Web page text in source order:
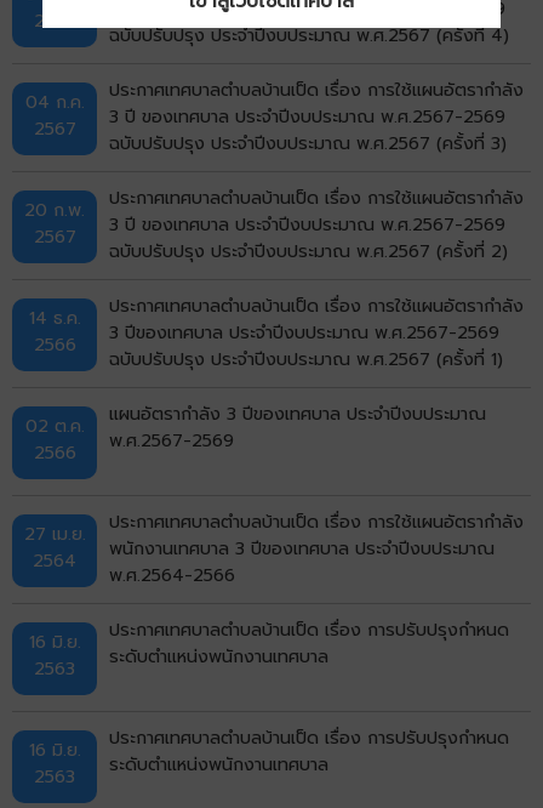
2567
3 ปี ของเทศบาล ประจำปีงบประมาณ พ.ศ.2567-2569
ฉบับปรับปรุง ประจำปีงบประมาณ พ.ศ.2567 (ครั้งที่ 4)
04 ก.ค.
2567
ประกาศเทศบาลตำบลบ้านเป็ด เรื่อง การใช้แผนอัตรากำลัง
3 ปี ของเทศบาล ประจำปีงบประมาณ พ.ศ.2567-2569
ฉบับปรับปรุง ประจำปีงบประมาณ พ.ศ.2567 (ครั้งที่ 3)
20 ก.พ.
2567
ประกาศเทศบาลตำบลบ้านเป็ด เรื่อง การใช้แผนอัตรากำลัง
3 ปี ของเทศบาล ประจำปีงบประมาณ พ.ศ.2567-2569
ฉบับปรับปรุง ประจำปีงบประมาณ พ.ศ.2567 (ครั้งที่ 2)
14 ธ.ค.
2566
ประกาศเทศบาลตำบลบ้านเป็ด เรื่อง การใช้แผนอัตรากำลัง
3 ปีของเทศบาล ประจำปีงบประมาณ พ.ศ.2567-2569
ฉบับปรับปรุง ประจำปีงบประมาณ พ.ศ.2567 (ครั้งที่ 1)
02 ต.ค.
2566
แผนอัตรากำลัง 3 ปีของเทศบาล ประจำปีงบประมาณ
พ.ศ.2567-2569
27 เม.ย.
2564
ประกาศเทศบาลตำบลบ้านเป็ด เรื่อง การใช้แผนอัตรากำลัง
พนักงานเทศบาล 3 ปีของเทศบาล ประจำปีงบประมาณ
พ.ศ.2564-2566
16 มิ.ย.
2563
ประกาศเทศบาลตำบลบ้านเป็ด เรื่อง การปรับปรุงกำหนด
ระดับตำแหน่งพนักงานเทศบาล
16 มิ.ย.
2563
ประกาศเทศบาลตำบลบ้านเป็ด เรื่อง การปรับปรุงกำหนด
ระดับตำแหน่งพนักงานเทศบาล